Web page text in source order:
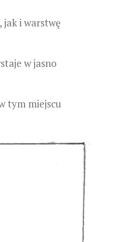
jak i warstwę
w jasno
tym miejscu